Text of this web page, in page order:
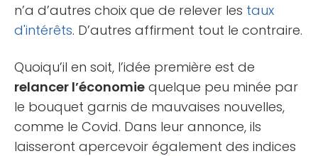
n’a d’autres choix que de relever les taux
d'intérêts. D’autres affirment tout le contraire.
Quoiqu’il en soit, l’idée première est de
relancer l’économie quelque peu minée par
le bouquet garnis de mauvaises nouvelles,
comme le Covid. Dans leur annonce, ils
laisseront apercevoir également des indices